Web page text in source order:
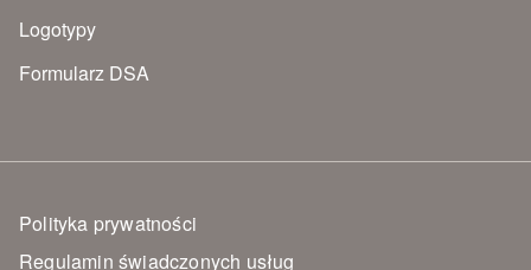
Logotypy
Formularz DSA
Polityka prywatności
Regulamin świadczonych usług